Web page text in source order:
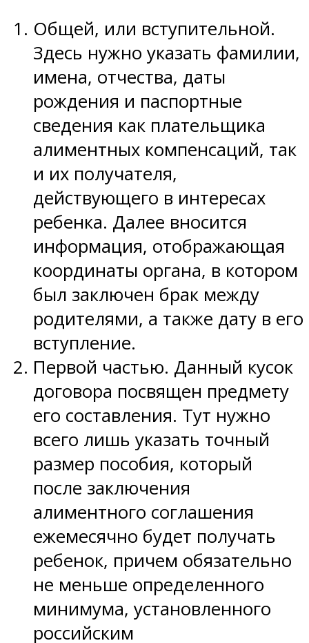
Общей, или вступительной.
Здесь нужно указать фамилии,
имена, отчества, даты
рождения и паспортные
сведения как плательщика
алиментных компенсаций, так
и их получателя,
действующего в интересах
ребенка. Далее вносится
информация, отображающая
координаты органа, в котором
был заключен брак между
родителями, а также дату в его
вступление.
Первой частью. Данный кусок
договора посвящен предмету
его составления. Тут нужно
всего лишь указать точный
размер пособия, который
после заключения
алиментного соглашения
ежемесячно будет получать
ребенок, причем обязательно
не меньше определенного
минимума, установленного
российским